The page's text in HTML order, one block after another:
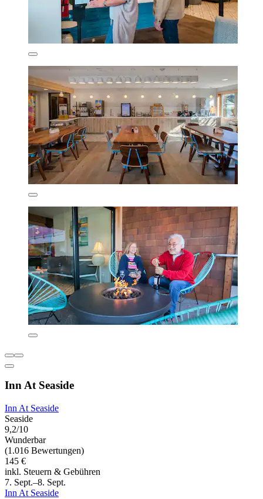
Inn At Seaside
Inn At Seaside
Seaside
9,2/10
Wunderbar
(1.016 Bewertungen)
145 €
inkl. Steuern & Gebühren
7. Sept.–8. Sept.
Inn At Seaside